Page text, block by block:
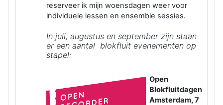
reserveer ik mijn woensdagen weer voor
individuele lessen en ensemble sessies.
In juli, augustus en september zijn staan
er een aantal blokfluit evenementen op
stapel:
Open
Blokfluitdagen
Amsterdam, 7